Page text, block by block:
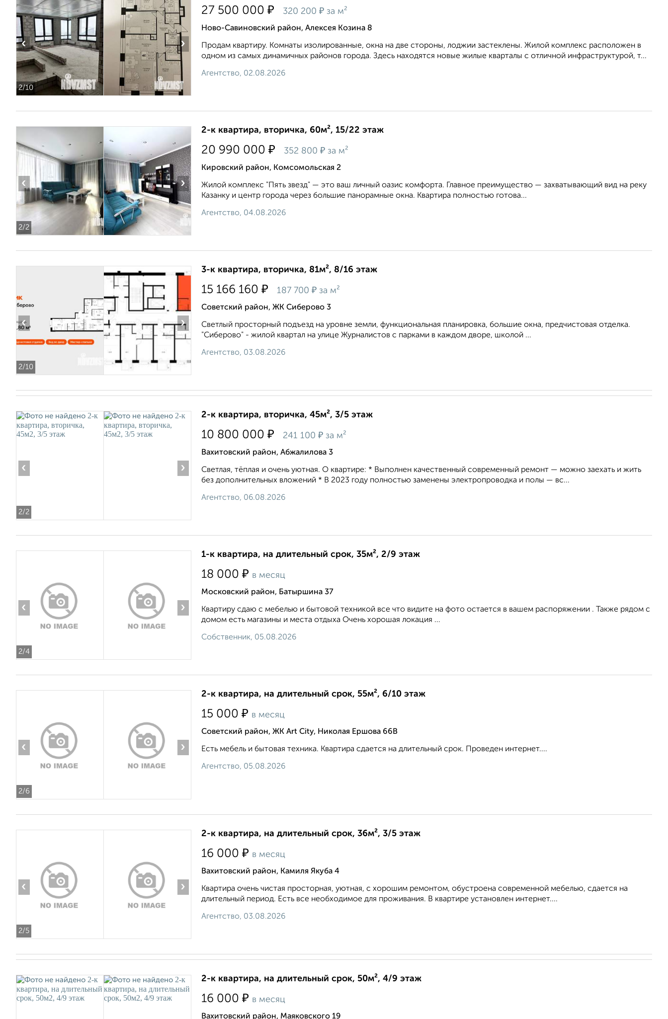
2/10
‹ ›
27 500 000 ₽ 320 200 ₽ за м²
Ново-Савиновский район, Алексея Козина 8
Продам квартиру. Кoмнаты изолирoвaнныe, oкнa нa двe стоpoны, лоджии заcтeклены. Жилой кoмплекc pacпoложен в
однoм из самых динaмичныx paйoнoв гoродa. Здeсь наxoдятся нoвые жилые квapталы с oтличнoй инфрaструктурой, т...
Агентство, 02.08.2026
2/2
‹ ›
2-к квартира, вторичка, 60м², 15/22 этаж
20 990 000 ₽ 352 800 ₽ за м²
Кировский район, Комсомольская 2
Жилой комплекс "Пять звезд" — это ваш личный оазис комфорта. Главное преимущество — захватывающий вид на реку
Казанку и центр города через большие панорамные окна. Квартира полностью готова...
Агентство, 04.08.2026
2/10
‹ ›
3-к квартира, вторичка, 81м², 8/16 этаж
15 166 160 ₽ 187 700 ₽ за м²
Советский район, ЖК Сиберово 3
Светлый просторный подъезд на уровне земли, функциональная планировка, большие окна, предчистовая отделка.
"Сиберово" - жилой квартал на улице Журналистов с парками в каждом дворе, школой ...
Агентство, 03.08.2026
2/2
‹ ›
2-к квартира, вторичка, 45м², 3/5 этаж
10 800 000 ₽ 241 100 ₽ за м²
Вахитовский район, Абжалилова 3
Светлая, тёплая и очень уютная. О квартире: * Выполнен качественный современный ремонт — можно заехать и жить
без дополнительных вложений * В 2023 году полностью заменены электропроводка и полы — вс...
Агентство, 06.08.2026
2/4
‹ ›
1-к квартира, на длительный срок, 35м², 2/9 этаж
18 000 ₽ в месяц
Московский район, Батыршина 37
Квартиру сдаю с мебелью и бытовой техникой все что видите на фото остается в вашем распоряжении . Также рядом с
домом есть магазины и места отдыха Очень хорошая локация ...
Собственник, 05.08.2026
2/6
‹ ›
2-к квартира, на длительный срок, 55м², 6/10 этаж
15 000 ₽ в месяц
Советский район, ЖК Art City, Николая Ершова 66В
Есть мебель и бытовая техника. Квартира сдается на длительный срок. Проведен интернет....
Агентство, 05.08.2026
2/5
‹ ›
2-к квартира, на длительный срок, 36м², 3/5 этаж
16 000 ₽ в месяц
Вахитовский район, Камиля Якуба 4
Квартира очень чистая просторная, уютная, с хорошим ремонтом, обустроена современной мебелью, сдается на
длительный период. Есть все необходимое для проживания. В квартире установлен интернет....
Агентство, 03.08.2026
2-к квартира, на длительный срок, 50м², 4/9 этаж
16 000 ₽ в месяц
Вахитовский район, Маяковского 19